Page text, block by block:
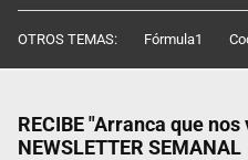
OTROS TEMAS: Fórmula1
RECIBE "Arranca que
NEWSLETTER SEMANAL